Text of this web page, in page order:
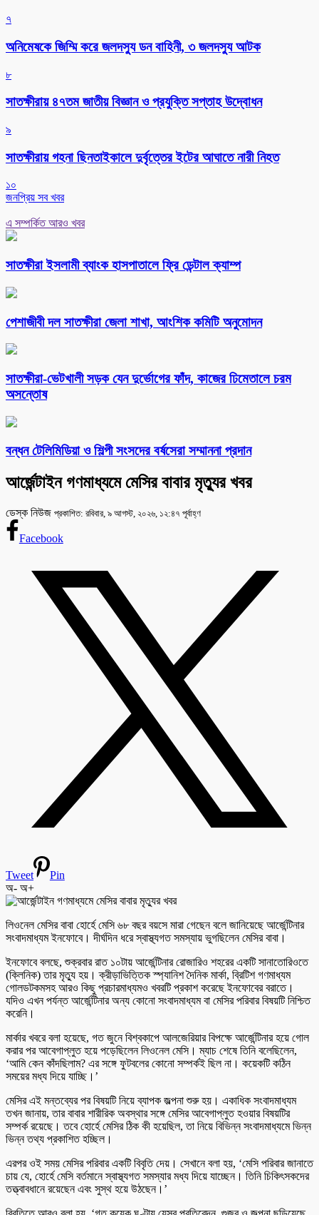
৭
অনিমেষকে জিম্মি করে জলদস্যু ডন বাহিনী, ৩ জলদস্যু আটক
৮
সাতক্ষীরায় ৪৭তম জাতীয় বিজ্ঞান ও প্রযুক্তি সপ্তাহ উদ্বোধন
৯
সাতক্ষীরায় গহনা ছিনতাইকালে দুর্বৃত্তের ইটের আঘাতে নারী নিহত
১০
জনপ্রিয় সব খবর
এ সম্পর্কিত আরও খবর
সাতক্ষীরা ইসলামী ব্যাংক হাসপাতালে ফ্রি ডেন্টাল ক্যাম্প
পেশাজীবী দল সাতক্ষীরা জেলা শাখা, আংশিক কমিটি অনুমোদন
সাতক্ষীরা-ভেটখালী সড়ক যেন দুর্ভোগের ফাঁদ, কাজের ঢিমেতালে চরম
অসন্তোষ
বন্ধন টেলিমিডিয়া ও শিল্পী সংসদের বর্ষসেরা সম্মাননা প্রদান
আর্জেন্টাইন গণমাধ্যমে মেসির বাবার মৃত্যুর খবর
ডেস্ক নিউজ প্রকাশিত: রবিবার, ৯ আগস্ট, ২০২৬, ১২:৪৭ পূর্বাহ্ণ
Facebook
Tweet
Pin
অ- অ+
লিওনেল মেসির বাবা হোর্হে মেসি ৬৮ বছর বয়সে মারা গেছেন বলে জানিয়েছে আর্জেন্টিনার
সংবাদমাধ্যম ইনফোবে। দীর্ঘদিন ধরে স্বাস্থ্যগত সমস্যায় ভুগছিলেন মেসির বাবা।
ইনফোবে বলছে, শুক্রবার রাত ১০টায় আর্জেন্টিনার রোজারিও শহরের একটি সানাতোরিওতে
(ক্লিনিক) তার মৃত্যু হয়। ক্রীড়াভিত্তিক স্প্যানিশ দৈনিক মার্কা, ব্রিটিশ গণমাধ্যম
গোলডটকমসহ আরও কিছু প্রচারমাধ্যমও খবরটি প্রকাশ করেছে ইনফোবের বরাতে।
যদিও এখন পর্যন্ত আর্জেন্টিনার অন্য কোনো সংবাদমাধ্যম বা মেসির পরিবার বিষয়টি নিশ্চিত
করেনি।
মার্কার খবরে বলা হয়েছে, গত জুনে বিশ্বকাপে আলজেরিয়ার বিপক্ষে আর্জেন্টিনার হয়ে গোল
করার পর আবেগাপ্লুত হয়ে পড়েছিলেন লিওনেল মেসি। ম্যাচ শেষে তিনি বলেছিলেন,
‘আমি কেন কাঁদছিলাম? এর সঙ্গে ফুটবলের কোনো সম্পর্কই ছিল না। কয়েকটি কঠিন
সময়ের মধ্য দিয়ে যাচ্ছি।’
মেসির এই মন্তব্যের পর বিষয়টি নিয়ে ব্যাপক জল্পনা শুরু হয়। একাধিক সংবাদমাধ্যম
তখন জানায়, তার বাবার শারীরিক অবস্থার সঙ্গে মেসির আবেগাপ্লুত হওয়ার বিষয়টির
সম্পর্ক রয়েছে। তবে হোর্হে মেসির ঠিক কী হয়েছিল, তা নিয়ে বিভিন্ন সংবাদমাধ্যমে ভিন্ন
ভিন্ন তথ্য প্রকাশিত হচ্ছিল।
এরপর ওই সময় মেসির পরিবার একটি বিবৃতি দেয়। সেখানে বলা হয়, ‘মেসি পরিবার জানাতে
চায় যে, হোর্হে মেসি বর্তমানে স্বাস্থ্যগত সমস্যার মধ্য দিয়ে যাচ্ছেন। তিনি চিকিৎসকদের
তত্ত্বাবধানে রয়েছেন এবং সুস্থ হয়ে উঠছেন।’